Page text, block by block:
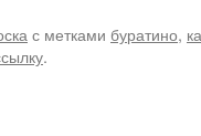
с метками буратино,
.